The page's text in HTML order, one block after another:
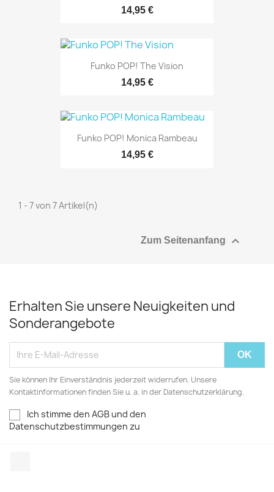
14,95 €
Funko POP! The Vision
14,95 €
Funko POP! Monica Rambeau
14,95 €
1 - 7 von 7 Artikel(n)
Zum Seitenanfang 
Erhalten Sie unsere Neuigkeiten und
Sonderangebote
Sie können Ihr Einverständnis jederzeit widerrufen. Unsere
Kontaktinformationen finden Sie u. a. in der Datenschutzerklärung.
Ich stimme den AGB und den
Datenschutzbestimmungen zu